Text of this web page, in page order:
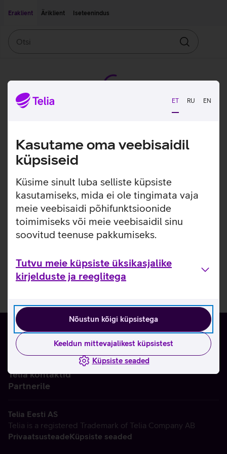
ET RU EN
Kasutame oma veebisaidil
küpsiseid
Küsime sinult luba selliste küpsiste
kasutamiseks, mida ei ole tingimata vaja
meie veebisaidi põhifunktsioonide
toimimiseks või meie veebisaidil sinu
soovitud teenuse pakkumiseks.
Tutvu meie küpsiste üksikasjalike
kirjelduste ja reeglitega
Nõustun kõigi küpsistega
Keeldun mittevajalikest küpsistest
Küpsiste seaded
Eraklient
Äriklient Iseteenindus
Otsin
Telia kontaktid
Partnerile
Telia Eesti AS
Telia is a registered Trademark of Telia Company AB
PrivaatsusteadeKüpsiste seaded